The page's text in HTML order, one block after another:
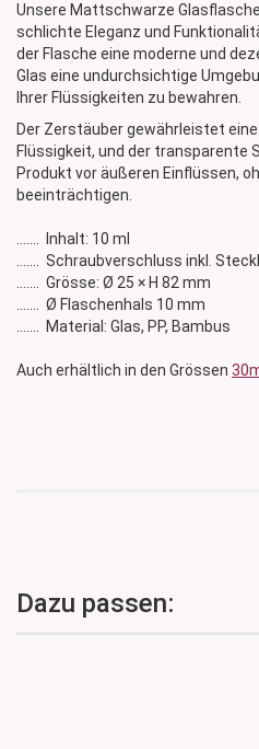
Unsere Mattschwarze
schlichte Eleganz und
der Flasche eine moderne und
Glas eine undurchsichtige
Ihrer Flüssigkeiten zu bewahren.
Der Zerstäuber gewährleistet
Flüssigkeit, und der transparente
Produkt vor äußeren Einflüssen,
beeinträchtigen.
....... Inhalt: 10 ml
....... Schraubverschluss inkl.
....... Grösse: Ø 25 × H 82 mm
....... Ø Flaschenhals 10 mm
....... Material: Glas, PP, Bambus
Auch erhältlich in den Grössen
Dazu passen: